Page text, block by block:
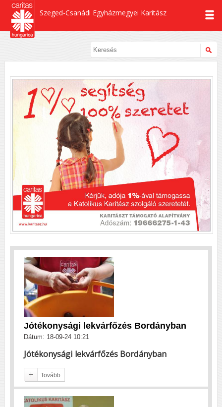
Szeged-Csanádi Egyházmegyei Karitász
Jótékonysági lekvárfőzés Bordányban
Dátum: 18-09-24 10:21
Jótékonysági lekvárfőzés Bordányban
Tovább